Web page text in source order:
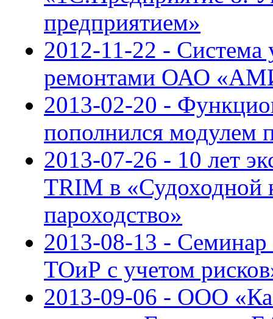
предприятием»
2012-11-22 - Система
ремонтами ОАО
2013-02-20 -
пополнился модулем
2013-07-26 - 10 лет
TRIM в «Судоходной
пароходство»
2013-08-13 - Семинар
ТОиР с учетом
2013-09-06 - ООО